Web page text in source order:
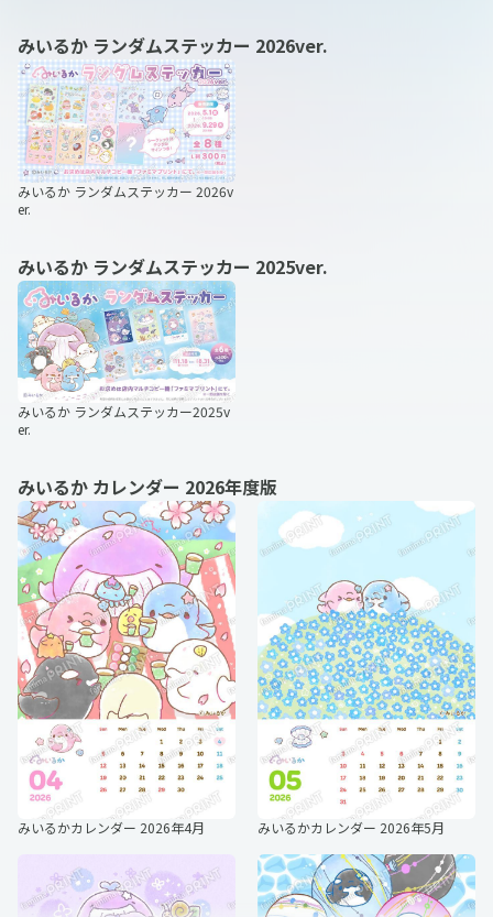
みいるか ランダムステッカー 2026ver.
みいるか ランダムステッカー 2026v
er.
みいるか ランダムステッカー 2025ver.
みいるか ランダムステッカー2025v
er.
みいるか カレンダー 2026年度版
みいるかカレンダー 2026年4月 みいるかカレンダー 2026年5月